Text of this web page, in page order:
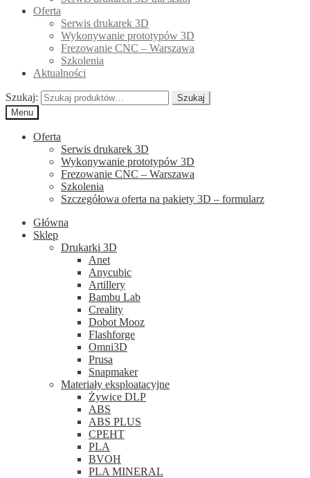
Oferta
Serwis drukarek 3D
Wykonywanie prototypów 3D
Frezowanie CNC – Warszawa
Szkolenia
Aktualności
Szukaj:
Szukaj
Menu
Oferta
Serwis drukarek 3D
Wykonywanie prototypów 3D
Frezowanie CNC – Warszawa
Szkolenia
Szczegółowa oferta na pakiety 3D – formularz
Główna
Sklep
Drukarki 3D
Anet
Anycubic
Artillery
Bambu Lab
Creality
Dobot Mooz
Flashforge
Omni3D
Prusa
Snapmaker
Materiały eksploatacyjne
Żywice DLP
ABS
ABS PLUS
CPEHT
PLA
BVOH
PLA MINERAL